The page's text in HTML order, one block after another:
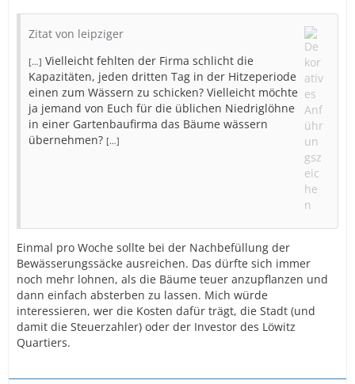
Zitat von leipziger
[…] Vielleicht fehlten der Firma schlicht die
Kapazitäten, jeden dritten Tag in der Hitzeperiode
einen zum Wässern zu schicken? Vielleicht möchte
ja jemand von Euch für die üblichen Niedriglöhne
in einer Gartenbaufirma das Bäume wässern
übernehmen? […]
Einmal pro Woche sollte bei der Nachbefüllung der
Bewässerungssäcke ausreichen. Das dürfte sich immer
noch mehr lohnen, als die Bäume teuer anzupflanzen und
dann einfach absterben zu lassen. Mich würde
interessieren, wer die Kosten dafür trägt, die Stadt (und
damit die Steuerzahler) oder der Investor des Löwitz
Quartiers.